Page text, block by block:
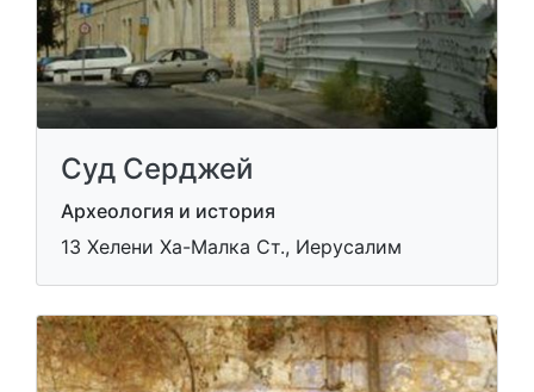
Суд Серджей
Археология и история
13 Хелени Ха-Малка Ст., Иерусалим